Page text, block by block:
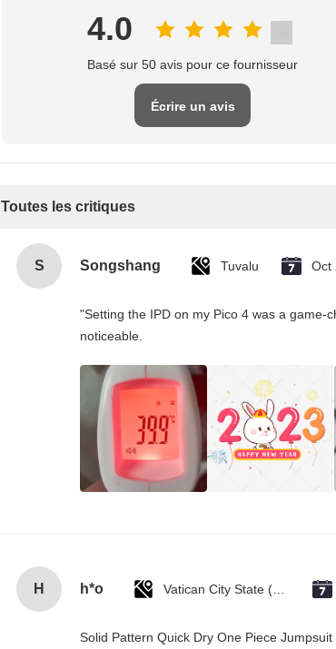
4.0
Basé sur 50 avis pour ce fournisseur
Écrire un avis
Toutes les critiques
S Songshang Tuvalu Oct
"Setting the IPD on my Pico 4 was a
noticeable.
H h*o
Solid Pattern Quick Dry One Piece